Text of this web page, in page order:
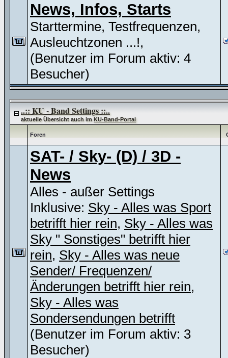
News, Infos, Starts
Starttermine, Testfrequenzen,
Ausleuchtzonen ...!,
(Benutzer im Forum aktiv: 4
Besucher)
..:: KU - Band Settings ::..
aktuelle Übersicht auch imKU-Band-Portal
Foren
SAT- / Sky- (D) / 3D -
News
Alles - außer Settings
Inklusive: Sky - Alles was Sport
betrifft hier rein, Sky - Alles was
Sky " Sonstiges" betrifft hier
rein, Sky - Alles was neue
Sender/ Frequenzen/
Änderungen betrifft hier rein,
Sky - Alles was
Sondersendungen betrifft
(Benutzer im Forum aktiv: 3
Besucher)